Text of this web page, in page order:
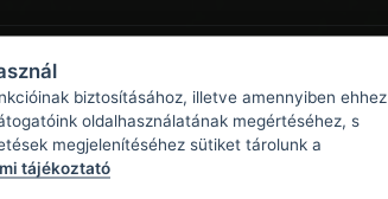
biztosításához, illetve amennyiben ehhez
oldalhasználatának megértéséhez, s
megjelenítéséhez sütiket tárolunk a
tájékoztató